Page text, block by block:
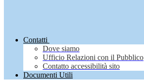
Contatti
Dove siamo
Ufficio Relazioni con il Pubblico
Contatto accessibilità sito
Documenti Utili